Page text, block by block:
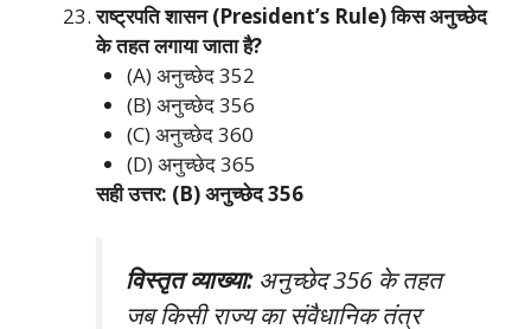
राष्ट्रपति शासन (President’s Rule) किस अनुच्छेद
के तहत लगाया जाता है?
(A) अनुच्छेद 352
(B) अनुच्छेद 356
(C) अनुच्छेद 360
(D) अनुच्छेद 365
सही उत्तर: (B) अनुच्छेद 356
विस्तृत व्याख्या:अनुच्छेद 356 के तहत
जब किसी राज्य का संवैधानिक तंत्र